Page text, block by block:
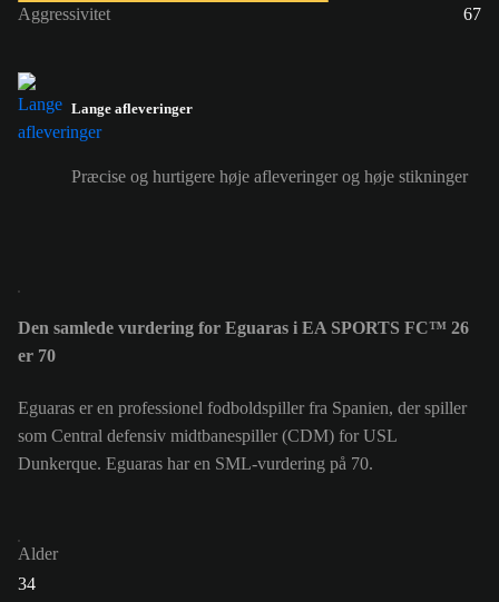
Aggressivitet
67
Lange afleveringer
Præcise og hurtigere høje afleveringer og høje stikninger
Den samlede vurdering for Eguaras i EA SPORTS FC™ 26
er 70
Eguaras er en professionel fodboldspiller fra Spanien, der spiller
som Central defensiv midtbanespiller (CDM) for USL
Dunkerque. Eguaras har en SML-vurdering på 70.
Alder
34